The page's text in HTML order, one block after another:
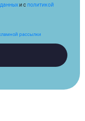
и с политикой
рассылки